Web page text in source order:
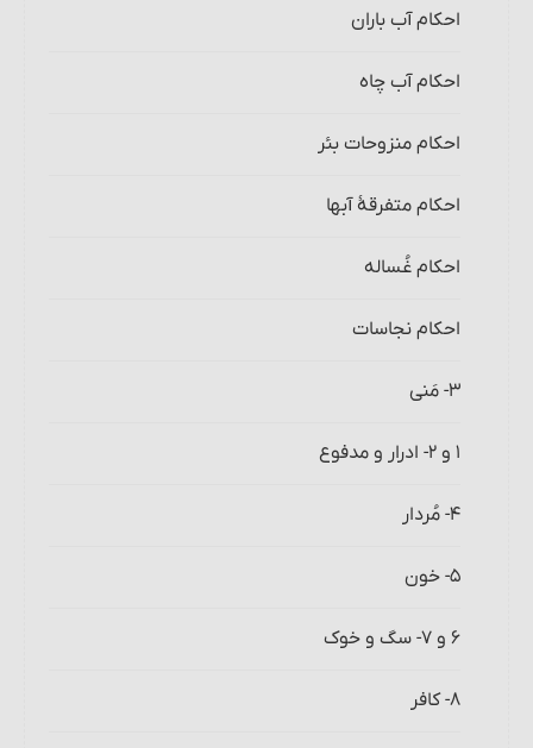
احکام آب باران
احکام آب چاه
احکام منزوحات بئر
احکام متفرقۀ آبها
احکام غُساله‏
احکام نجاسات
۳- مَنی
۱ و ۲- ادرار و مدفوع‏
۴- مُردار
۵- خون‏
۶ و ۷- سگ و خوک
۸- کافر